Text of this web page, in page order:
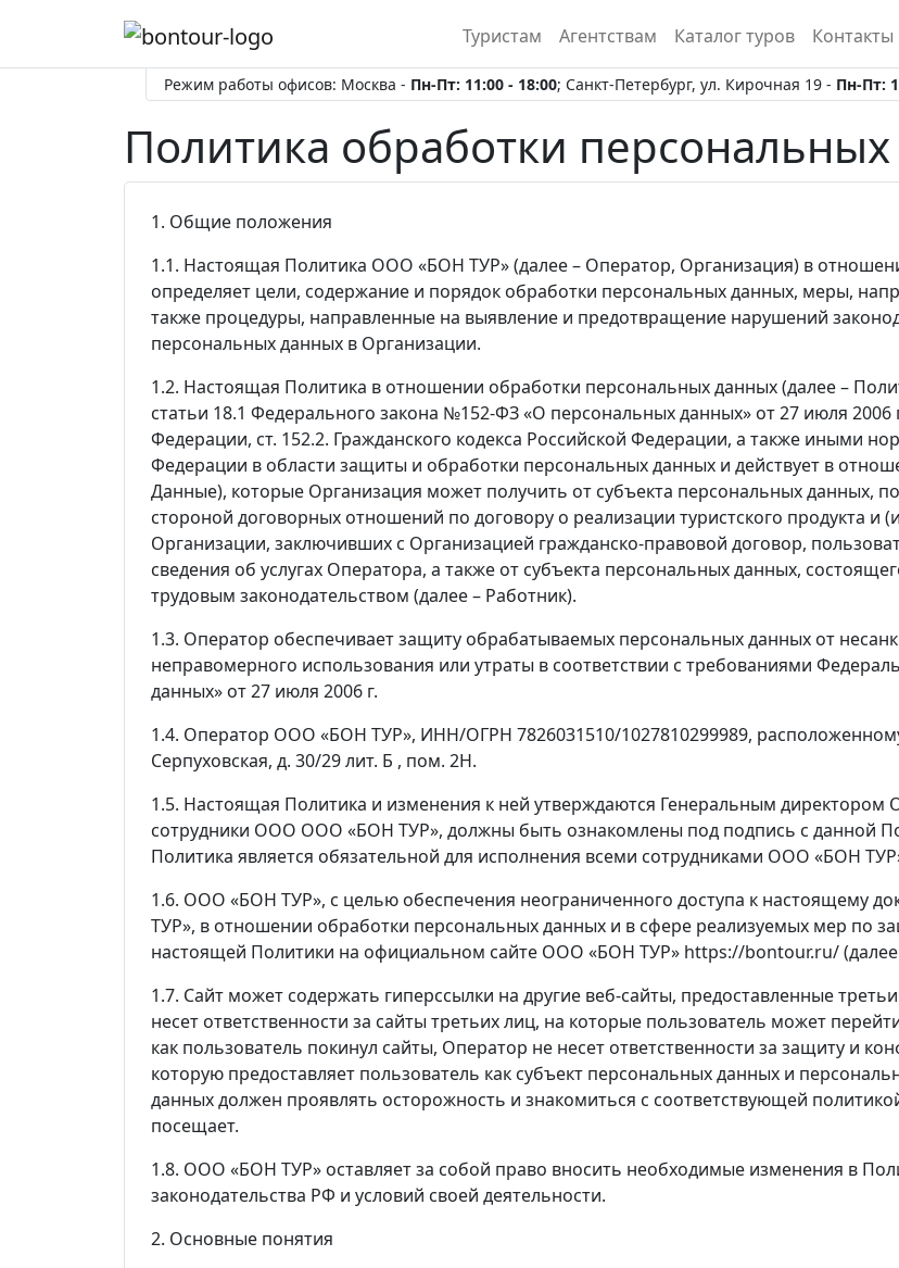
Туристам Агентствам Каталог туров Контакты
Режим работы офисов: Москва - Пн-Пт: 11:00 - 18:00; Санкт-Петербург, ул. Кирочная 19 - Пн-Пт:
Политика обработки
1. Общие положения
1.1. Настоящая Политика ООО «БОН ТУР» (далее – Оператор, Организация) в
определяет цели, содержание и порядок обработки персональных данных, меры,
также процедуры, направленные на выявление и предотвращение нарушений
персональных данных в Организации.
1.2. Настоящая Политика в отношении обработки персональных данных (далее –
статьи 18.1 Федерального закона №152-ФЗ «О персональных данных» от 27 июля 2006
Федерации, ст. 152.2. Гражданского кодекса Российской Федерации, а также иными
Федерации в области защиты и обработки персональных данных и действует в
Данные), которые Организация может получить от субъекта персональных данных,
стороной договорных отношений по договору о реализации туристского продукта и
Организации, заключивших с Организацией гражданско-правовой договор,
сведения об услугах Оператора, а также от субъекта персональных данных,
трудовым законодательством (далее – Работник).
1.3. Оператор обеспечивает защиту обрабатываемых персональных данных от
неправомерного использования или утраты в соответствии с требованиями
данных» от 27 июля 2006 г.
1.4. Оператор ООО «БОН ТУР», ИНН/ОГРН 7826031510/1027810299989, расположенному
Серпуховская, д. 30/29 лит. Б , пом. 2Н.
1.5. Настоящая Политика и изменения к ней утверждаются Генеральным
сотрудники ООО ООО «БОН ТУР», должны быть ознакомлены под подпись с данной
Политика является обязательной для исполнения всеми сотрудниками ООО «БОН
1.6. ООО «БОН ТУР», с целью обеспечения неограниченного доступа к настоящему
ТУР», в отношении обработки персональных данных и в сфере реализуемых мер по
настоящей Политики на официальном сайте ООО «БОН ТУР» https://bontour.ru/ (далее
1.7. Сайт может содержать гиперссылки на другие веб-сайты, предоставленные
несет ответственности за сайты третьих лиц, на которые пользователь может
как пользователь покинул сайты, Оператор не несет ответственности за защиту и
которую предоставляет пользователь как субъект персональных данных и
данных должен проявлять осторожность и знакомиться с соответствующей
посещает.
1.8. ООО «БОН ТУР» оставляет за собой право вносить необходимые изменения в
законодательства РФ и условий своей деятельности.
2. Основные понятия